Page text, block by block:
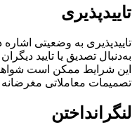
تاییدپذیری
تاییدپذیری به وضعیتی
به‌دنبال تصدیق یا تایید
این شرایط ممکن است
تصمیمات معاملاتی
لنگرانداختن